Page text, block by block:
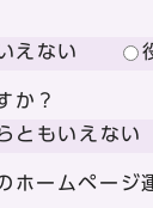
えない
か？
ともいえない
ームページ